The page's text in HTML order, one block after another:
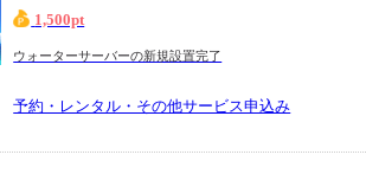
1,500pt
ウォーターサーバーの新規設置完了
予約・レンタル・その他サービス申込み